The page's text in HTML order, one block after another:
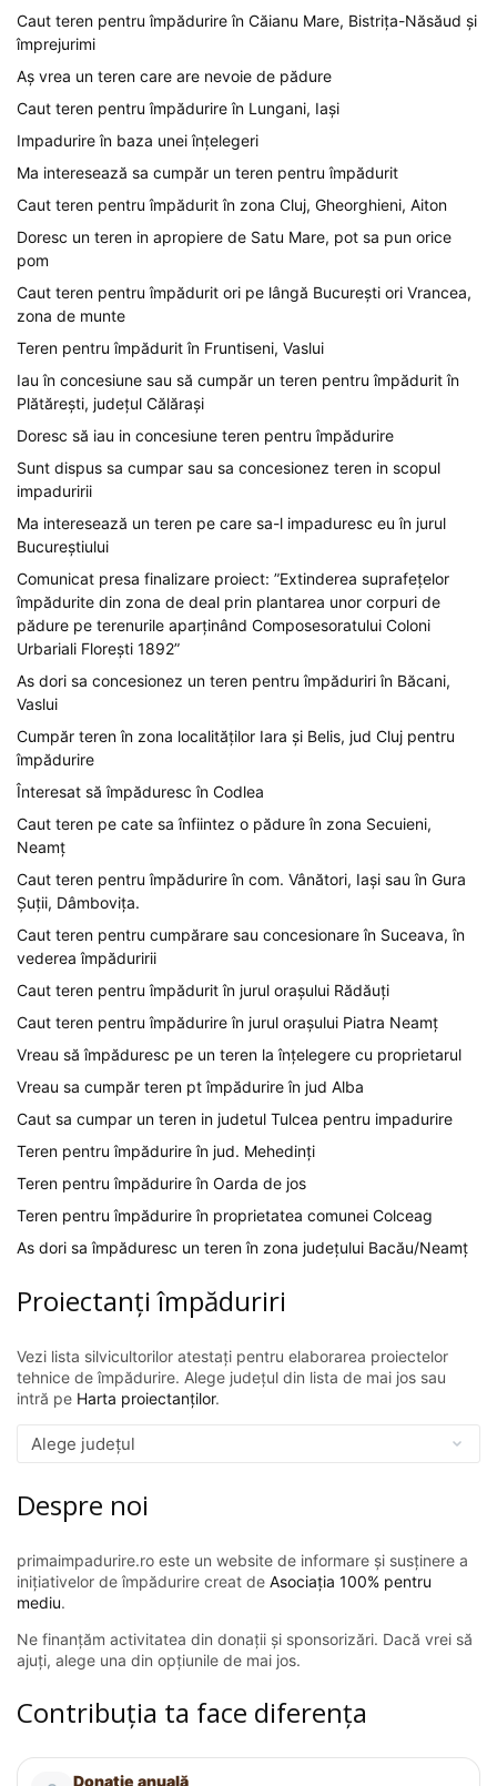
Caut teren pentru împădurire în Căianu Mare, Bistrița-Năsăud și
împrejurimi
Aș vrea un teren care are nevoie de pădure
Caut teren pentru împădurire în Lungani, Iași
Impadurire în baza unei înțelegeri
Ma interesează sa cumpăr un teren pentru împădurit
Caut teren pentru împădurit în zona Cluj, Gheorghieni, Aiton
Doresc un teren in apropiere de Satu Mare, pot sa pun orice
pom
Caut teren pentru împădurit ori pe lângă București ori Vrancea,
zona de munte
Teren pentru împădurit în Fruntiseni, Vaslui
Iau în concesiune sau să cumpăr un teren pentru împădurit în
Plătărești, județul Călărași
Doresc să iau in concesiune teren pentru împădurire
Sunt dispus sa cumpar sau sa concesionez teren in scopul
impaduririi
Ma interesează un teren pe care sa-l impaduresc eu în jurul
Bucureștiului
Comunicat presa finalizare proiect: ”Extinderea suprafețelor
împădurite din zona de deal prin plantarea unor corpuri de
pădure pe terenurile aparținând Composesoratului Coloni
Urbariali Florești 1892”
As dori sa concesionez un teren pentru împăduriri în Băcani,
Vaslui
Cumpăr teren în zona localităților Iara și Belis, jud Cluj pentru
împădurire
Înteresat să împăduresc în Codlea
Caut teren pe cate sa înfiintez o pădure în zona Secuieni,
Neamț
Caut teren pentru împădurire în com. Vânători, Iași sau în Gura
Șuții, Dâmbovița.
Caut teren pentru cumpărare sau concesionare în Suceava, în
vederea împăduririi
Caut teren pentru împădurit în jurul orașului Rădăuți
Caut teren pentru împădurire în jurul orașului Piatra Neamț
Vreau să împăduresc pe un teren la înțelegere cu proprietarul
Vreau sa cumpăr teren pt împădurire în jud Alba
Caut sa cumpar un teren in judetul Tulcea pentru impadurire
Teren pentru împădurire în jud. Mehedinți
Teren pentru împădurire în Oarda de jos
Teren pentru împădurire în proprietatea comunei Colceag
As dori sa împăduresc un teren în zona județului Bacău/Neamț
Proiectanți împăduriri
Vezi lista silvicultorilor atestați pentru elaborarea proiectelor
tehnice de împădurire. Alege județul din lista de mai jos sau
intră pe Harta proiectanților.
Despre noi
primaimpadurire.ro este un website de informare și susținere a
inițiativelor de împădurire creat de Asociația 100% pentru
mediu.
Ne finanțăm activitatea din donații și sponsorizări. Dacă vrei să
ajuți, alege una din opțiunile de mai jos.
Contribuția ta face diferența
Donație anuală